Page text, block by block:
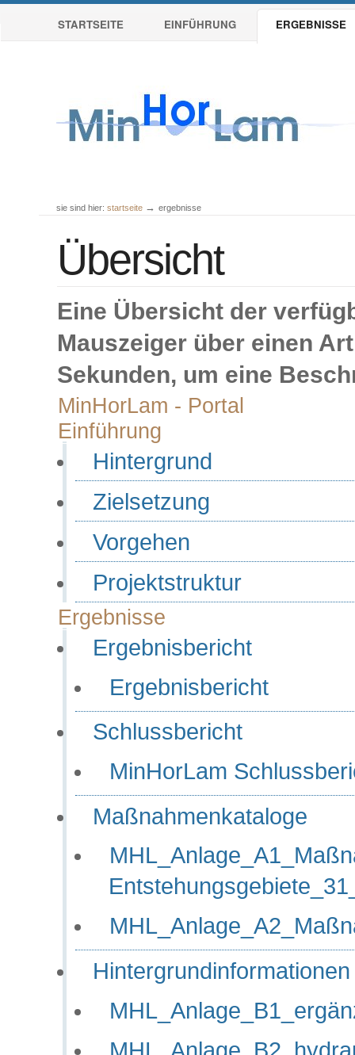
DirektSTARTSEITE EINFÜHRUNG ERGEBNISSE
sie sind hier: startseite →ergebnisse
Übersicht
Eine Übersicht der
Mauszeiger über einen
Sekunden, um eine
MinHorLam - Portal
Einführung
Hintergrund
Zielsetzung
Vorgehen
Projektstruktur
Ergebnisse
Ergebnisbericht
Ergebnisbericht
Schlussbericht
MinHorLam
Maßnahmenkataloge
Hintergrundinformationen